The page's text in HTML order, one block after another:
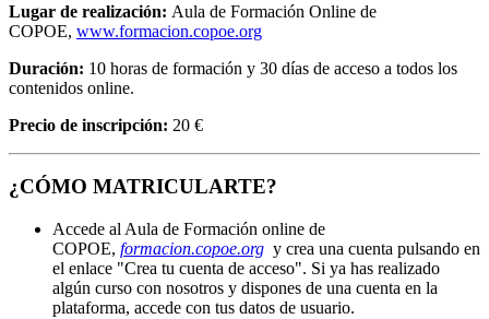
Lugar de realización: Aula de Formación Online de
COPOE, www.formacion.copoe.org
Duración: 10 horas de formación y 30 días de acceso a todos los
contenidos online.
Precio de inscripción: 20 €
¿CÓMO MATRICULARTE?
Accede al Aula de Formación online de
COPOE, formacion.copoe.org y crea una cuenta pulsando en
el enlace "Crea tu cuenta de acceso". Si ya has realizado
algún curso con nosotros y dispones de una cuenta en la
plataforma, accede con tus datos de usuario.